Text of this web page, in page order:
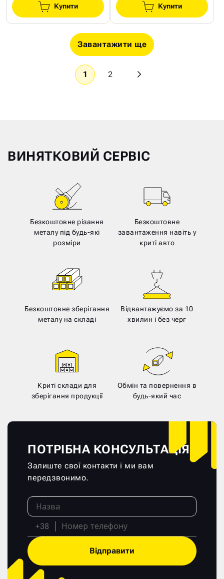
Купити Купити
Завантажити ще
1 2
ВИНЯТКОВИЙ СЕРВІС
Безкоштовне різання
металу під будь-які
розміри
Безкоштовне
завантаження навіть у
криті авто
Безкоштовне зберігання
металу на складі
Відвантажуємо за 10
хвилин і без черг
Криті склади для
зберігання продукції
Обмін та повернення в
будь-який час
ПОТРІБНА КОНСУЛЬТАЦІЯ?
Залиште свої контакти і ми вам
передзвонимо.
+38
Відправити